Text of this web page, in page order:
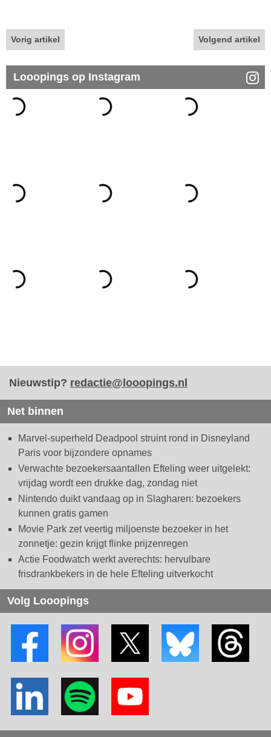
Vorig artikel Volgend artikel
Looopings op Instagram
Nieuwstip? redactie@looopings.nl
Net binnen
Marvel-superheld Deadpool struint rond in Disneyland
Paris voor bijzondere opnames
Verwachte bezoekersaantallen Efteling weer uitgelekt:
vrijdag wordt een drukke dag, zondag niet
Nintendo duikt vandaag op in Slagharen: bezoekers
kunnen gratis gamen
Movie Park zet veertig miljoenste bezoeker in het
zonnetje: gezin krijgt flinke prijzenregen
Actie Foodwatch werkt averechts: hervulbare
frisdrankbekers in de hele Efteling uitverkocht
Volg Looopings